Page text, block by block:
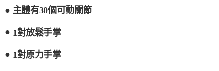
● 主體有30個可動關節
● 1對放鬆手掌
● 1對原力手掌